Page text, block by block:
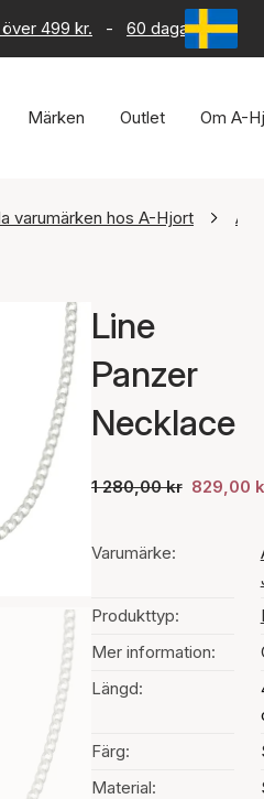
499 kr. - 60 dagars
Märken Outlet Om A-
varumärken hos A-Hjort A-
Line
Panzer
Necklace
1 280,00 kr 829,00
Varumärke:
Produkttyp:
Mer information:
Längd:
Färg:
Material: